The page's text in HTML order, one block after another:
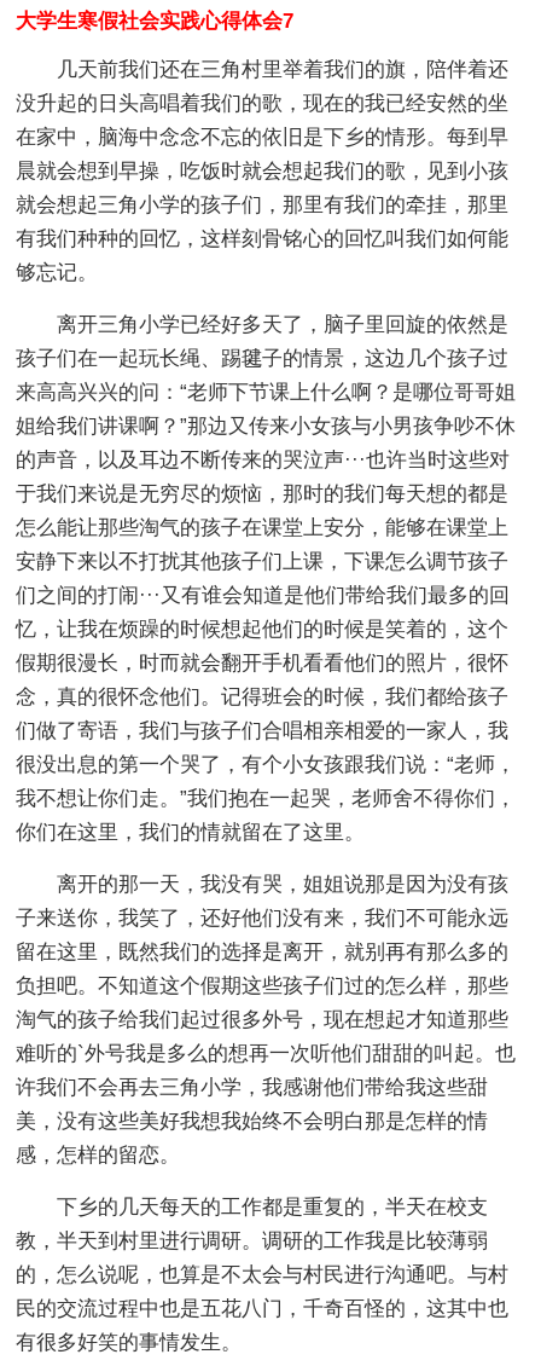
大学生寒假社会实践心得体会7
几天前我们还在三角村里举着我们的旗，陪伴着还
没升起的日头高唱着我们的歌，现在的我已经安然的坐
在家中，脑海中念念不忘的依旧是下乡的情形。每到早
晨就会想到早操，吃饭时就会想起我们的歌，见到小孩
就会想起三角小学的孩子们，那里有我们的牵挂，那里
有我们种种的回忆，这样刻骨铭心的回忆叫我们如何能
够忘记。
离开三角小学已经好多天了，脑子里回旋的依然是
孩子们在一起玩长绳、踢毽子的情景，这边几个孩子过
来高高兴兴的问：“老师下节课上什么啊？是哪位哥哥姐
姐给我们讲课啊？”那边又传来小女孩与小男孩争吵不休
的声音，以及耳边不断传来的哭泣声···也许当时这些对
于我们来说是无穷尽的烦恼，那时的我们每天想的都是
怎么能让那些淘气的孩子在课堂上安分，能够在课堂上
安静下来以不打扰其他孩子们上课，下课怎么调节孩子
们之间的打闹···又有谁会知道是他们带给我们最多的回
忆，让我在烦躁的时候想起他们的时候是笑着的，这个
假期很漫长，时而就会翻开手机看看他们的照片，很怀
念，真的很怀念他们。记得班会的时候，我们都给孩子
们做了寄语，我们与孩子们合唱相亲相爱的一家人，我
很没出息的第一个哭了，有个小女孩跟我们说：“老师，
我不想让你们走。”我们抱在一起哭，老师舍不得你们，
你们在这里，我们的情就留在了这里。
离开的那一天，我没有哭，姐姐说那是因为没有孩
子来送你，我笑了，还好他们没有来，我们不可能永远
留在这里，既然我们的选择是离开，就别再有那么多的
负担吧。不知道这个假期这些孩子们过的怎么样，那些
淘气的孩子给我们起过很多外号，现在想起才知道那些
难听的`外号我是多么的想再一次听他们甜甜的叫起。也
许我们不会再去三角小学，我感谢他们带给我这些甜
美，没有这些美好我想我始终不会明白那是怎样的情
感，怎样的留恋。
下乡的几天每天的工作都是重复的，半天在校支
教，半天到村里进行调研。调研的工作我是比较薄弱
的，怎么说呢，也算是不太会与村民进行沟通吧。与村
民的交流过程中也是五花八门，千奇百怪的，这其中也
有很多好笑的事情发生。